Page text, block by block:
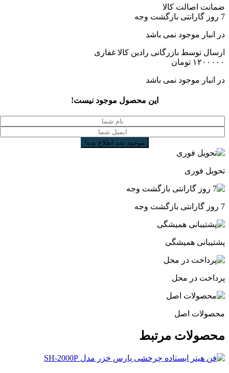
ضمانت اصالت کالا
7 روز گارانتی بازگشت وجه
در انبار موجود نمی باشد
ارسال توسط بازرگانی رادین کالا غفاری
۱۲۰۰۰۰۰ تومان
در انبار موجود نمی باشد
این محصول موجود نیست!
تحویل فوری
7 روز گارانتی بازگشت وجه
پشتیبانی همیشگی
پرداخت در محل
محصولات اصل
محصولات مرتبط